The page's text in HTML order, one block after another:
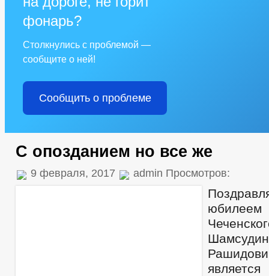
фонарь?
Столкнулись с проблемой —
сообщите о ней!
Сообщить о проблеме
С опозданием но все же
9 февраля, 2017 admin Просмотров: